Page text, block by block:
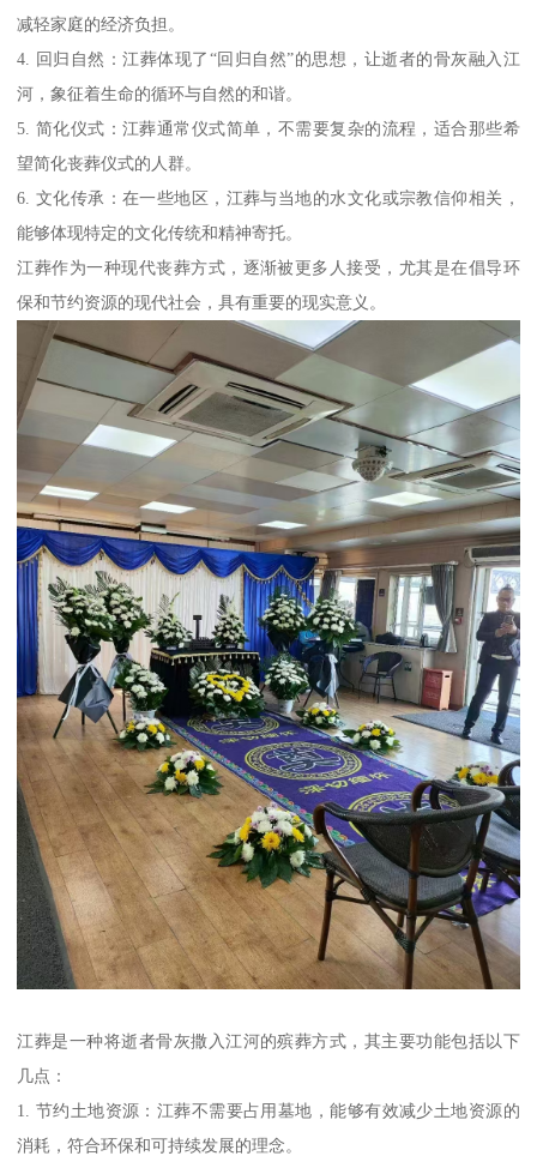
减轻家庭的经济负担。
4. 回归自然：江葬体现了“回归自然”的思想，让逝者的骨灰融入江
河，象征着生命的循环与自然的和谐。
5. 简化仪式：江葬通常仪式简单，不需要复杂的流程，适合那些希
望简化丧葬仪式的人群。
6. 文化传承：在一些地区，江葬与当地的水文化或宗教信仰相关，
能够体现特定的文化传统和精神寄托。
江葬作为一种现代丧葬方式，逐渐被更多人接受，尤其是在倡导环
保和节约资源的现代社会，具有重要的现实意义。
江葬是一种将逝者骨灰撒入江河的殡葬方式，其主要功能包括以下
几点：
1. 节约土地资源：江葬不需要占用墓地，能够有效减少土地资源的
消耗，符合环保和可持续发展的理念。